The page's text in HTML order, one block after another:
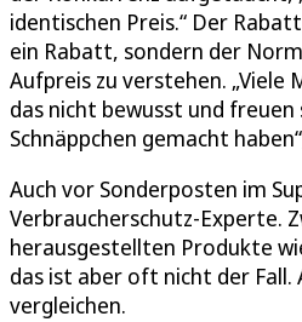
identischen Preis.“ Der
ein Rabatt, sondern der
Aufpreis zu verstehen. „Viele
das nicht bewusst und freuen
Schnäppchen gemacht
Auch vor Sonderposten im
Verbraucherschutz-Experte.
herausgestellten Produkte
das ist aber oft nicht der Fall.
vergleichen.